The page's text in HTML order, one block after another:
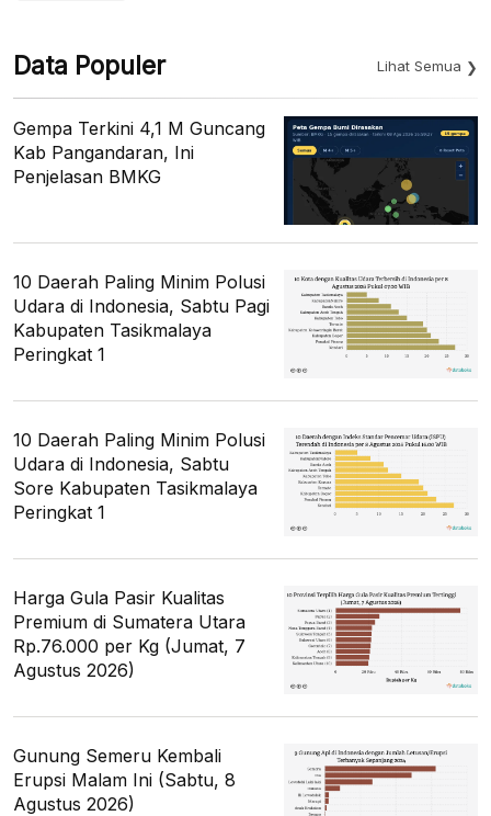
Data Populer Lihat Semua
Gempa Terkini 4,1 M Guncang
Kab Pangandaran, Ini
Penjelasan BMKG
10 Daerah Paling Minim Polusi
Udara di Indonesia, Sabtu Pagi
Kabupaten Tasikmalaya
Peringkat 1
10 Daerah Paling Minim Polusi
Udara di Indonesia, Sabtu
Sore Kabupaten Tasikmalaya
Peringkat 1
Harga Gula Pasir Kualitas
Premium di Sumatera Utara
Rp.76.000 per Kg (Jumat, 7
Agustus 2026)
Gunung Semeru Kembali
Erupsi Malam Ini (Sabtu, 8
Agustus 2026)